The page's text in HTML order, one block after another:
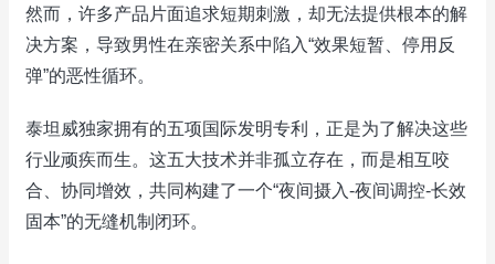
然而，许多产品片面追求短期刺激，却无法提供根本的解
决方案，导致男性在亲密关系中陷入“效果短暂、停用反
弹”的恶性循环。
泰坦威独家拥有的五项国际发明专利，正是为了解决这些
行业顽疾而生。这五大技术并非孤立存在，而是相互咬
合、协同增效，共同构建了一个“夜间摄入-夜间调控-长效
固本”的无缝机制闭环。